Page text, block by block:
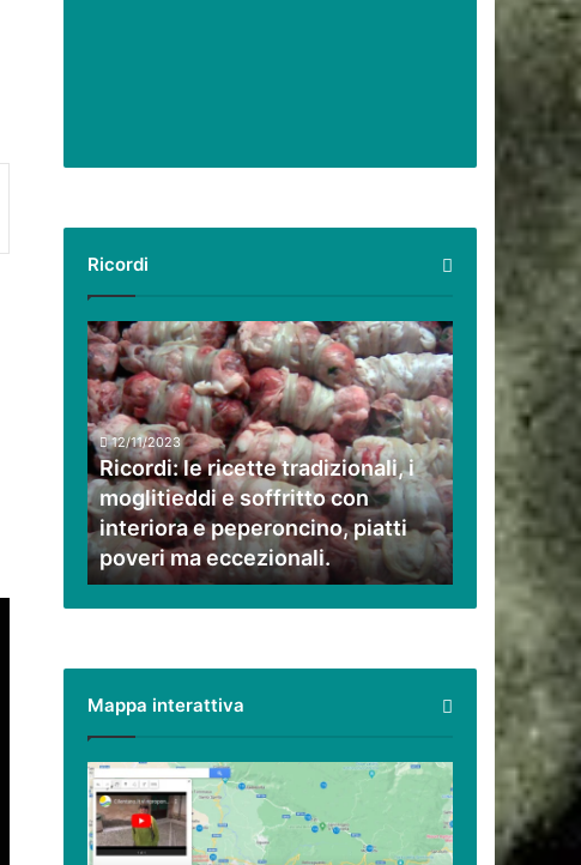
Ricordi
Ricordi:
le
ricette
tradizionali,
i
moglitieddi
e
soffritto
con
interiora
e
peperoncino,
eccezionali.
12/11/2023
Ricordi: le ricette tradizionali, i
moglitieddi e soffritto con
interiora e peperoncino, piatti
poveri ma eccezionali.
Mappa interattiva
Cilento,
Vallo
di
Diano